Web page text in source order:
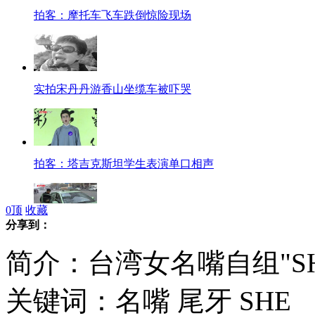
拍客：摩托车飞车跌倒惊险现场
实拍宋丹丹游香山坐缆车被吓哭
拍客：塔吉克斯坦学生表演单口相声
拍客：美国中学生昆明演唱《童年》
0顶 收藏
分享到：
简介：台湾女名嘴自组
关键词：名嘴 尾牙 SHE